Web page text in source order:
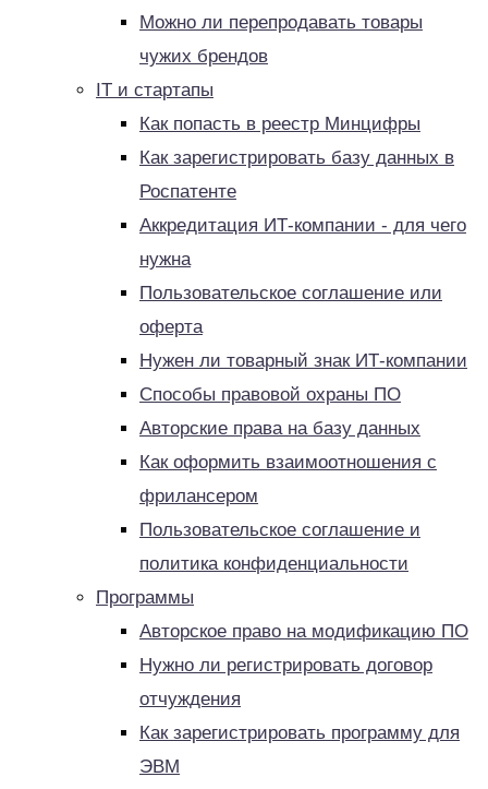
Можно ли перепродавать товары
чужих брендов
IT и стартапы
Как попасть в реестр Минцифры
Как зарегистрировать базу данных в
Роспатенте
Аккредитация ИТ-компании - для чего
нужна
Пользовательское соглашение или
оферта
Нужен ли товарный знак ИТ-компании
Способы правовой охраны ПО
Авторские права на базу данных
Как оформить взаимоотношения с
фрилансером
Пользовательское соглашение и
политика конфиденциальности
Программы
Авторское право на модификацию ПО
Нужно ли регистрировать договор
отчуждения
Как зарегистрировать программу для
ЭВМ